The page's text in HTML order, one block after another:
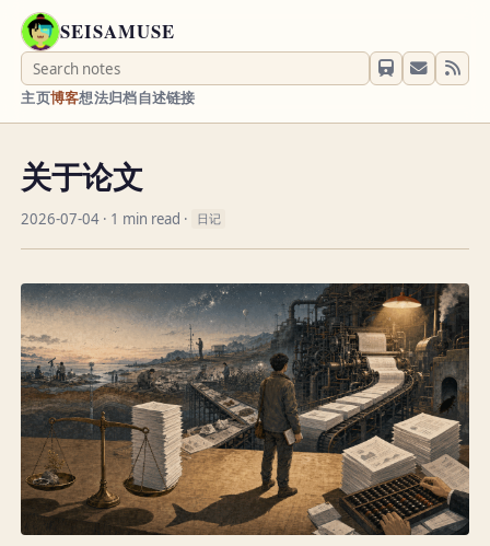
SEISAMUSE
主页博客想法归档自述链接
关于论文
2026-07-04 · 1 min read · 日记